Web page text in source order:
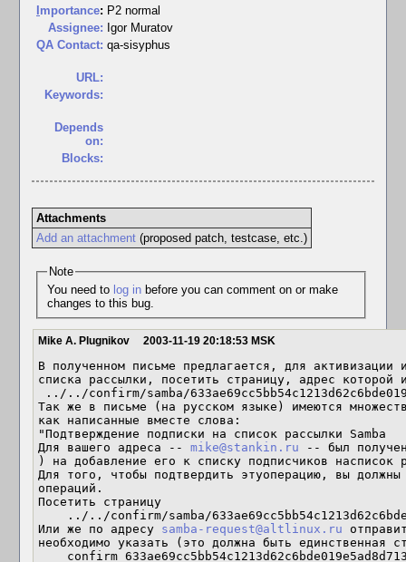
mportance: P2 normal
Assignee: Igor Muratov
QA Contact: qa-sisyphus
URL:
Keywords:
Depends
on:
Blocks:
Attachments
Add an attachment(proposed patch, testcase, etc.)
Note
You need to log inbefore you can comment on or make
changes to this bug.
Mike A. Plugnikov 2003-11-19 20:18:53 MSK
В полученном письме предлагается, для активизации
списка рассылки, посетить страницу, адрес которой
Так же в письме (на русском языке) имеются
как написанные вместе слова:
"Подтверждение подписки на список рассылки Samba
Для вашего адреса -- mike@stankin.ru -- был
) на добавление его к списку подписчиков насписок
Для того, чтобы подтвердить этуоперацию, вы
операций.
Посетить страницу
Или же по адресу samba-request@altlinux.ru
необходимо указать (это должна быть единственная